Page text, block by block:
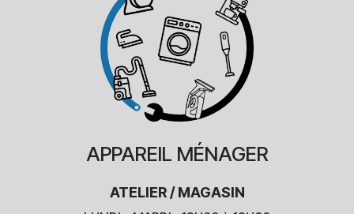
APPAREIL MÉNAGER
ATELIER / MAGASIN